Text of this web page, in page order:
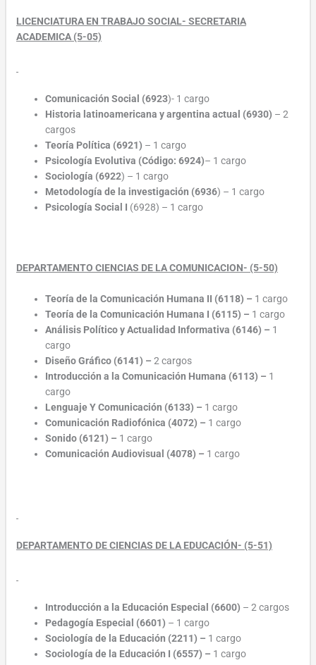
LICENCIATURA EN TRABAJO SOCIAL- SECRETARIA
ACADEMICA (5-05)
Comunicación Social (6923)- 1 cargo
Historia latinoamericana y argentina actual (6930) – 2
cargos
Teoría Política (6921) – 1 cargo
Psicología Evolutiva (Código: 6924)– 1 cargo
Sociología (6922) – 1 cargo
Metodología de la investigación (6936) – 1 cargo
Psicología Social I (6928) – 1 cargo
DEPARTAMENTO CIENCIAS DE LA COMUNICACION- (5-50)
Teoría de la Comunicación Humana II (6118) – 1 cargo
Teoría de la Comunicación Humana I (6115) – 1 cargo
Análisis Político y Actualidad Informativa (6146) – 1
cargo
Diseño Gráfico (6141) –2 cargos
Introducción a la Comunicación Humana (6113) – 1
cargo
Lenguaje Y Comunicación (6133) – 1 cargo
Comunicación Radiofónica (4072) – 1 cargo
Sonido (6121) – 1 cargo
Comunicación Audiovisual (4078) – 1 cargo
DEPARTAMENTO DE CIENCIAS DE LA EDUCACIÓN- (5-51)
Introducción a la Educación Especial (6600) – 2 cargos
Pedagogía Especial (6601) – 1 cargo
Sociología de la Educación (2211) – 1 cargo
Sociología de la Educación I (6557) – 1 cargo